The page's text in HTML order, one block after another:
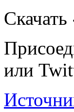
или